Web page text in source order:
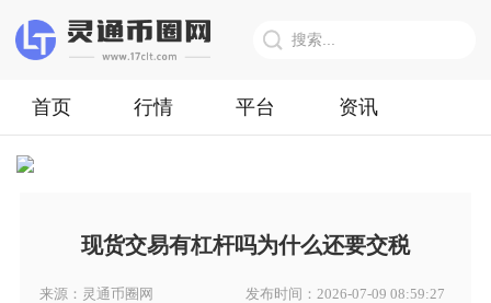
首页 行情 平台 资讯
现货交易有杠杆吗为什么还要交税
来源：灵通币圈网 发布时间：2026-07-09 08:59:27